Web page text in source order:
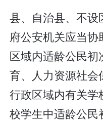
县、自治县、不
府公安机关应当
区域内适龄公民
育、人力资源社
行政区域内有关
校学生中适龄公民